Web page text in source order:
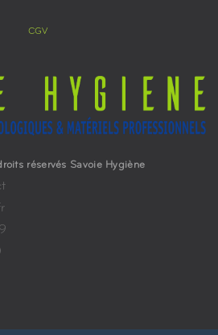
CGV
réservés Savoie Hygiène